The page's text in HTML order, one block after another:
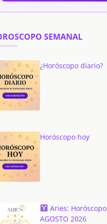
SEMANAL
¿Horóscopo diario?
Horóscopo hoy
Aries: Horóscopo
AGOSTO 2026